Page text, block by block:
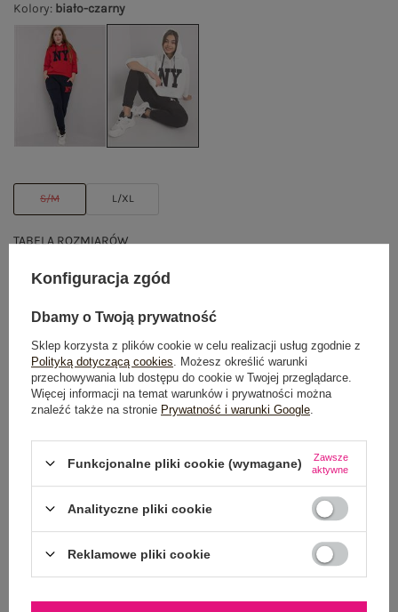
Kolory: biało-czarny
S/M L/XL
TABELA ROZMIARÓW
Dostawaod 7,99 zł
Do darmowej dostawy brakuje 200,00 zł
Wysyłka wponiedziałek
OPIS PRODUKTU
GŁÓWNE PARAMETRY
Konfiguracja zgód
Dbamy o Twoją prywatność
Sklep korzysta z plików cookie w celu realizacji usług zgodnie z
Polityką dotyczącą cookies . Możesz określić warunki
przechowywania lub dostępu do cookie w Twojej przeglądarce.
Więcej informacji na temat warunków i prywatności można
znaleźć także na stronie Prywatność i warunki Google
Funkcjonalne pliki cookie (wymagane)
Zawsze
aktywne
Analityczne pliki cookie
Reklamowe pliki cookie